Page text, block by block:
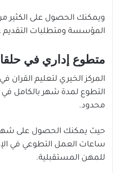
ويمكنك الحصول على الكثير
المؤسسة ومتطلبات التقديم
متطوع إداري في
المركز الخيري لتعليم القران
التطوع لمدة شهر بالكامل
محدود.
حيث يمكنك الحصول على
ساعات العمل التطوعي في
للمهن المستقبلية.